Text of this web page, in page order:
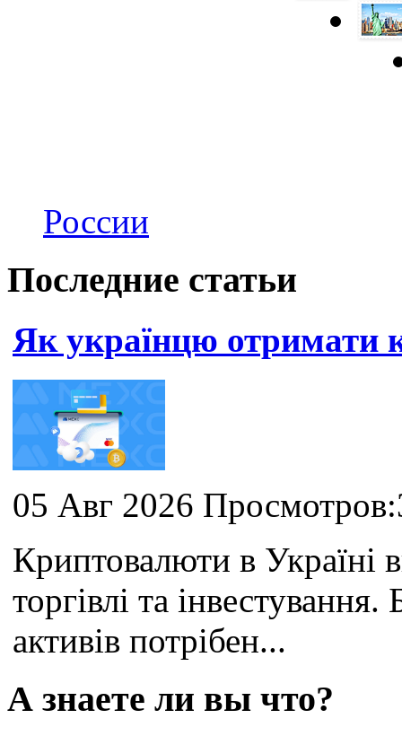
России
Последние статьи
Як українцю отримати
05 Авг 2026
Криптовалюти в Україні
торгівлі та
активів потрібен...
А знаете ли вы что?